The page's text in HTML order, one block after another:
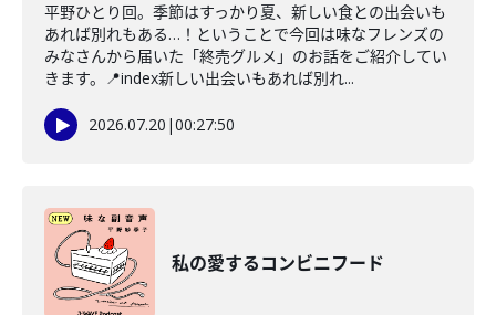
平野ひとり回。季節はすっかり夏、新しい食との出会いも
あれば別れもある…！ということで今回は味なフレンズの
みなさんから届いた「終売グルメ」のお話をご紹介してい
きます。📍index新しい出会いもあれば別れ...
2026.07.20 |00:27:50
私の愛するコンビニフード